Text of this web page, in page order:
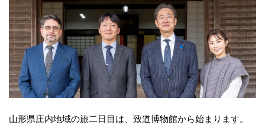
山形県庄内地域の旅二日目は、致道博物館から始まります。